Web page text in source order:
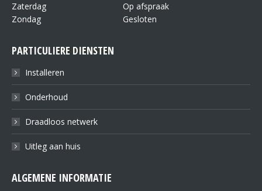
Zaterdag
Op afspraak
Zondag
Gesloten
PARTICULIERE DIENSTEN
Installeren
Onderhoud
Draadloos netwerk
Uitleg aan huis
ALGEMENE INFORMATIE